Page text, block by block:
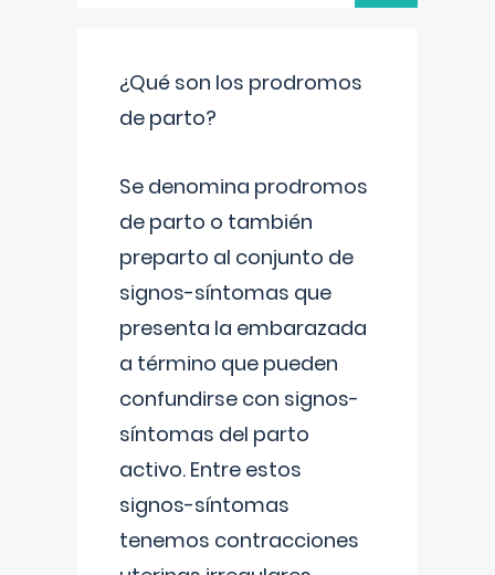
¿Qué son los prodromos
de parto?
Se denomina prodromos
de parto o también
preparto al conjunto de
signos-síntomas que
presenta la embarazada
a término que pueden
confundirse con signos-
síntomas del parto
activo. Entre estos
signos-síntomas
tenemos contracciones